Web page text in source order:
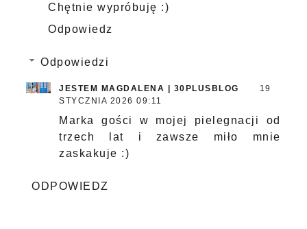
Chętnie wypróbuję :)
Odpowiedz
Odpowiedzi
JESTEM MAGDALENA | 30PLUSBLOG
19
STYCZNIA 2026 09:11
Marka gości w mojej pielegnacji od
trzech lat i zawsze miło mnie
zaskakuje :)
ODPOWIEDZ